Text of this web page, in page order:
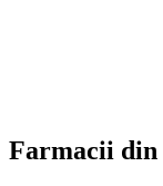
Farmacii din